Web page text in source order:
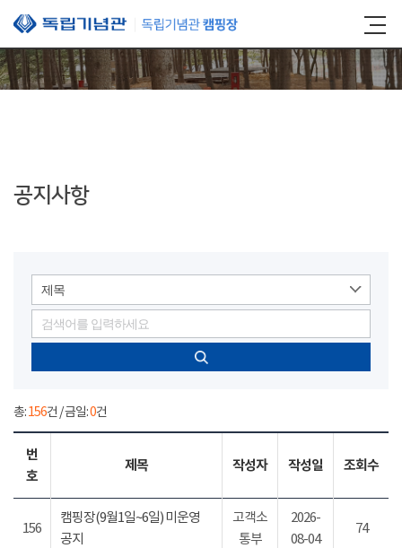
본문 바로가기
공지사항
제목
총:156건 / 금일:0건
번
호
제목 작성자 작성일 조회수
156
캠핑장(9월1일~6일) 미운영
공지
고객소
통부
2026-
08-04
74